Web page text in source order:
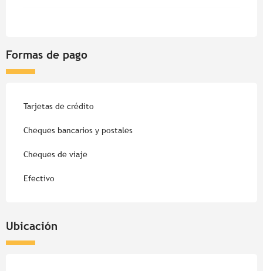
Formas de pago
Tarjetas de crédito
Cheques bancarios y postales
Cheques de viaje
Efectivo
Ubicación